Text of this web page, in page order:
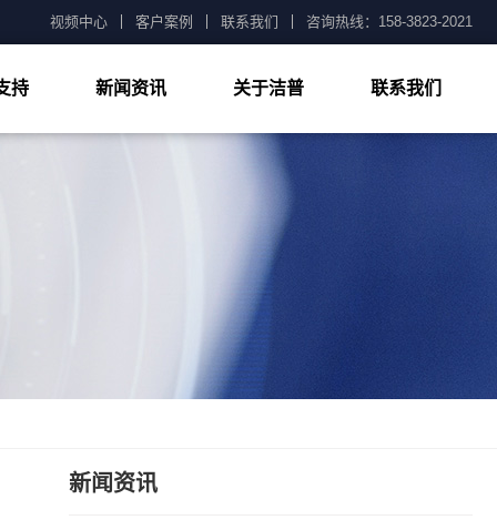
视频中心 客户案例 联系我们 咨询热线：158-3823-2021
持 新闻资讯 关于洁普 联系我们
新闻资讯